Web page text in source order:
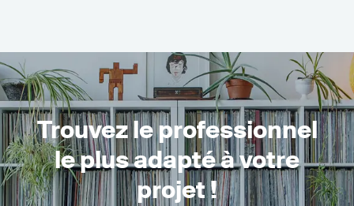
Trouvez le professionnel
le plus adapté à votre
projet !